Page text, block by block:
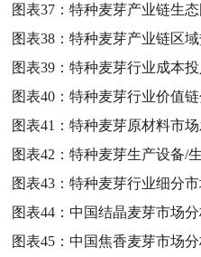
图表37：特种麦芽产业链生
图表38：特种麦芽产业链区域
图表39：特种麦芽行业成本
图表40：特种麦芽行业价值链
图表41：特种麦芽原材料市
图表42：特种麦芽生产设备/
图表43：特种麦芽行业细分
图表44：中国结晶麦芽市场
图表45：中国焦香麦芽市场